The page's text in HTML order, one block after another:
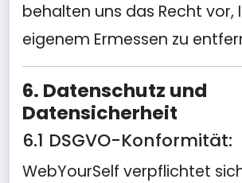
behalten uns das Recht vor,
eigenem Ermessen zu
6. Datenschutz und
Datensicherheit
6.1 DSGVO-Konformität:
WebYourSelf verpflichtet